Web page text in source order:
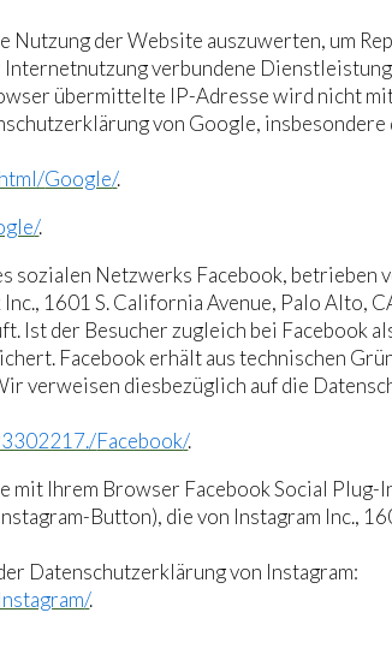
Nutzung der Website auszuwerten, um
verbundene
übermittelte IP-Adresse wird nicht
von Google,
Google/.
/.
sozialen Netzwerks Facebook, betrieben
1601 S. California Avenue, Palo Alto,
Ist der Besucher zugleich bei Facebook
Facebook erhält aus technischen
verweisen diesbezüglich auf die
Facebook/.
mit Ihrem Browser Facebook Social Plug-
Button), die von Instagram Inc.,
Datenschutzerklärung von Instagram:
Instagram/.